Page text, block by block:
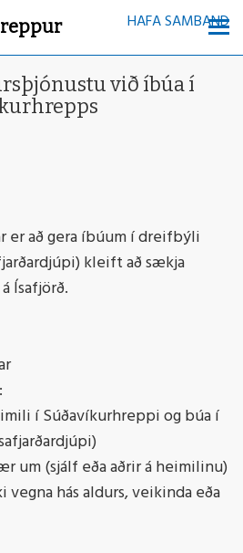
HAFA SAMBAND
við íbúa í
er að gera íbúum í dreifbýli
kleift að sækja
Ísafjörð.
í Súðavíkurhreppi og búa í
um (sjálf eða aðrir á heimilinu)
hás aldurs, veikinda eða